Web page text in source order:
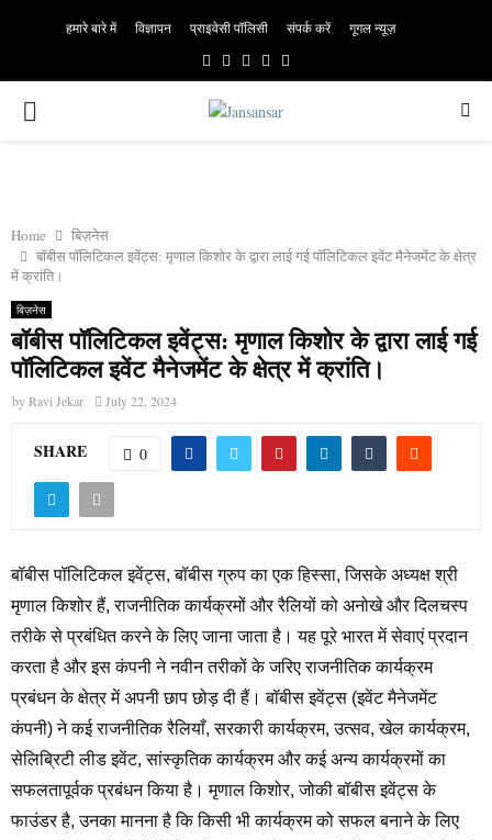
हमारे बारे में विज्ञापन प्राइवेसी पॉलिसी संपर्क करें गूगल न्यूज़
Facebook
TwitterInstagram
Linkedin
PRIMARY
Home
बिज़नेस
बॉबीस पॉलिटिकल इवेंट्स: मृणाल किशोर के द्वारा लाई गई पॉलिटिकल इवेंट मैनेजमेंट के क्षेत्र
में क्रांति।
बिज़नेस
बॉबीस पॉलिटिकल इवेंट्स: मृणाल किशोर के द्वारा लाई गई
पॉलिटिकल इवेंट मैनेजमेंट के क्षेत्र में क्रांति।
byRavi Jekar July 22, 2024
SHARE 0
बॉबीस पॉलिटिकल इवेंट्स, बॉबीस ग्रुप का एक हिस्सा, जिसके अध्यक्ष श्री
मृणाल किशोर हैं, राजनीतिक कार्यक्रमों और रैलियों को अनोखे और दिलचस्प
तरीके से प्रबंधित करने के लिए जाना जाता है। यह पूरे भारत में सेवाएं प्रदान
करता है और इस कंपनी ने नवीन तरीकों के जरिए राजनीतिक कार्यक्रम
प्रबंधन के क्षेत्र में अपनी छाप छोड़ दी हैं। बॉबीस इवेंट्स (इवेंट मैनेजमेंट
कंपनी) ने कई राजनीतिक रैलियाँ, सरकारी कार्यक्रम, उत्सव, खेल कार्यक्रम,
सेलिब्रिटी लीड इवेंट, सांस्कृतिक कार्यक्रम और कई अन्य कार्यक्रमों का
सफलतापूर्वक प्रबंधन किया है। मृणाल किशोर, जोकी बॉबीस इवेंट्स के
फाउंडर है, उनका मानना है कि किसी भी कार्यक्रम को सफल बनाने के लिए